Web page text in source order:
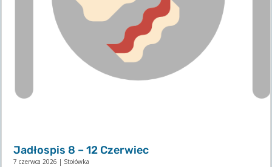
Jadłospis 8 – 12 Czerwiec
7 czerwca 2026 | Stołówka